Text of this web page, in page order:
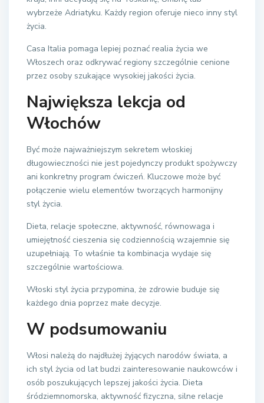
wybrzeże Adriatyku. Każdy region oferuje nieco inny styl
życia.
Casa Italia pomaga lepiej poznać realia życia we
Włoszech oraz odkrywać regiony szczególnie cenione
przez osoby szukające wysokiej jakości życia.
Największa lekcja od
Włochów
Być może najważniejszym sekretem włoskiej
długowieczności nie jest pojedynczy produkt spożywczy
ani konkretny program ćwiczeń. Kluczowe może być
połączenie wielu elementów tworzących harmonijny
styl życia.
Dieta, relacje społeczne, aktywność, równowaga i
umiejętność cieszenia się codziennością wzajemnie się
uzupełniają. To właśnie ta kombinacja wydaje się
szczególnie wartościowa.
Włoski styl życia przypomina, że zdrowie buduje się
każdego dnia poprzez małe decyzje.
W podsumowaniu
Włosi należą do najdłużej żyjących narodów świata, a
ich styl życia od lat budzi zainteresowanie naukowców i
osób poszukujących lepszej jakości życia. Dieta
śródziemnomorska, aktywność fizyczna, silne relacje